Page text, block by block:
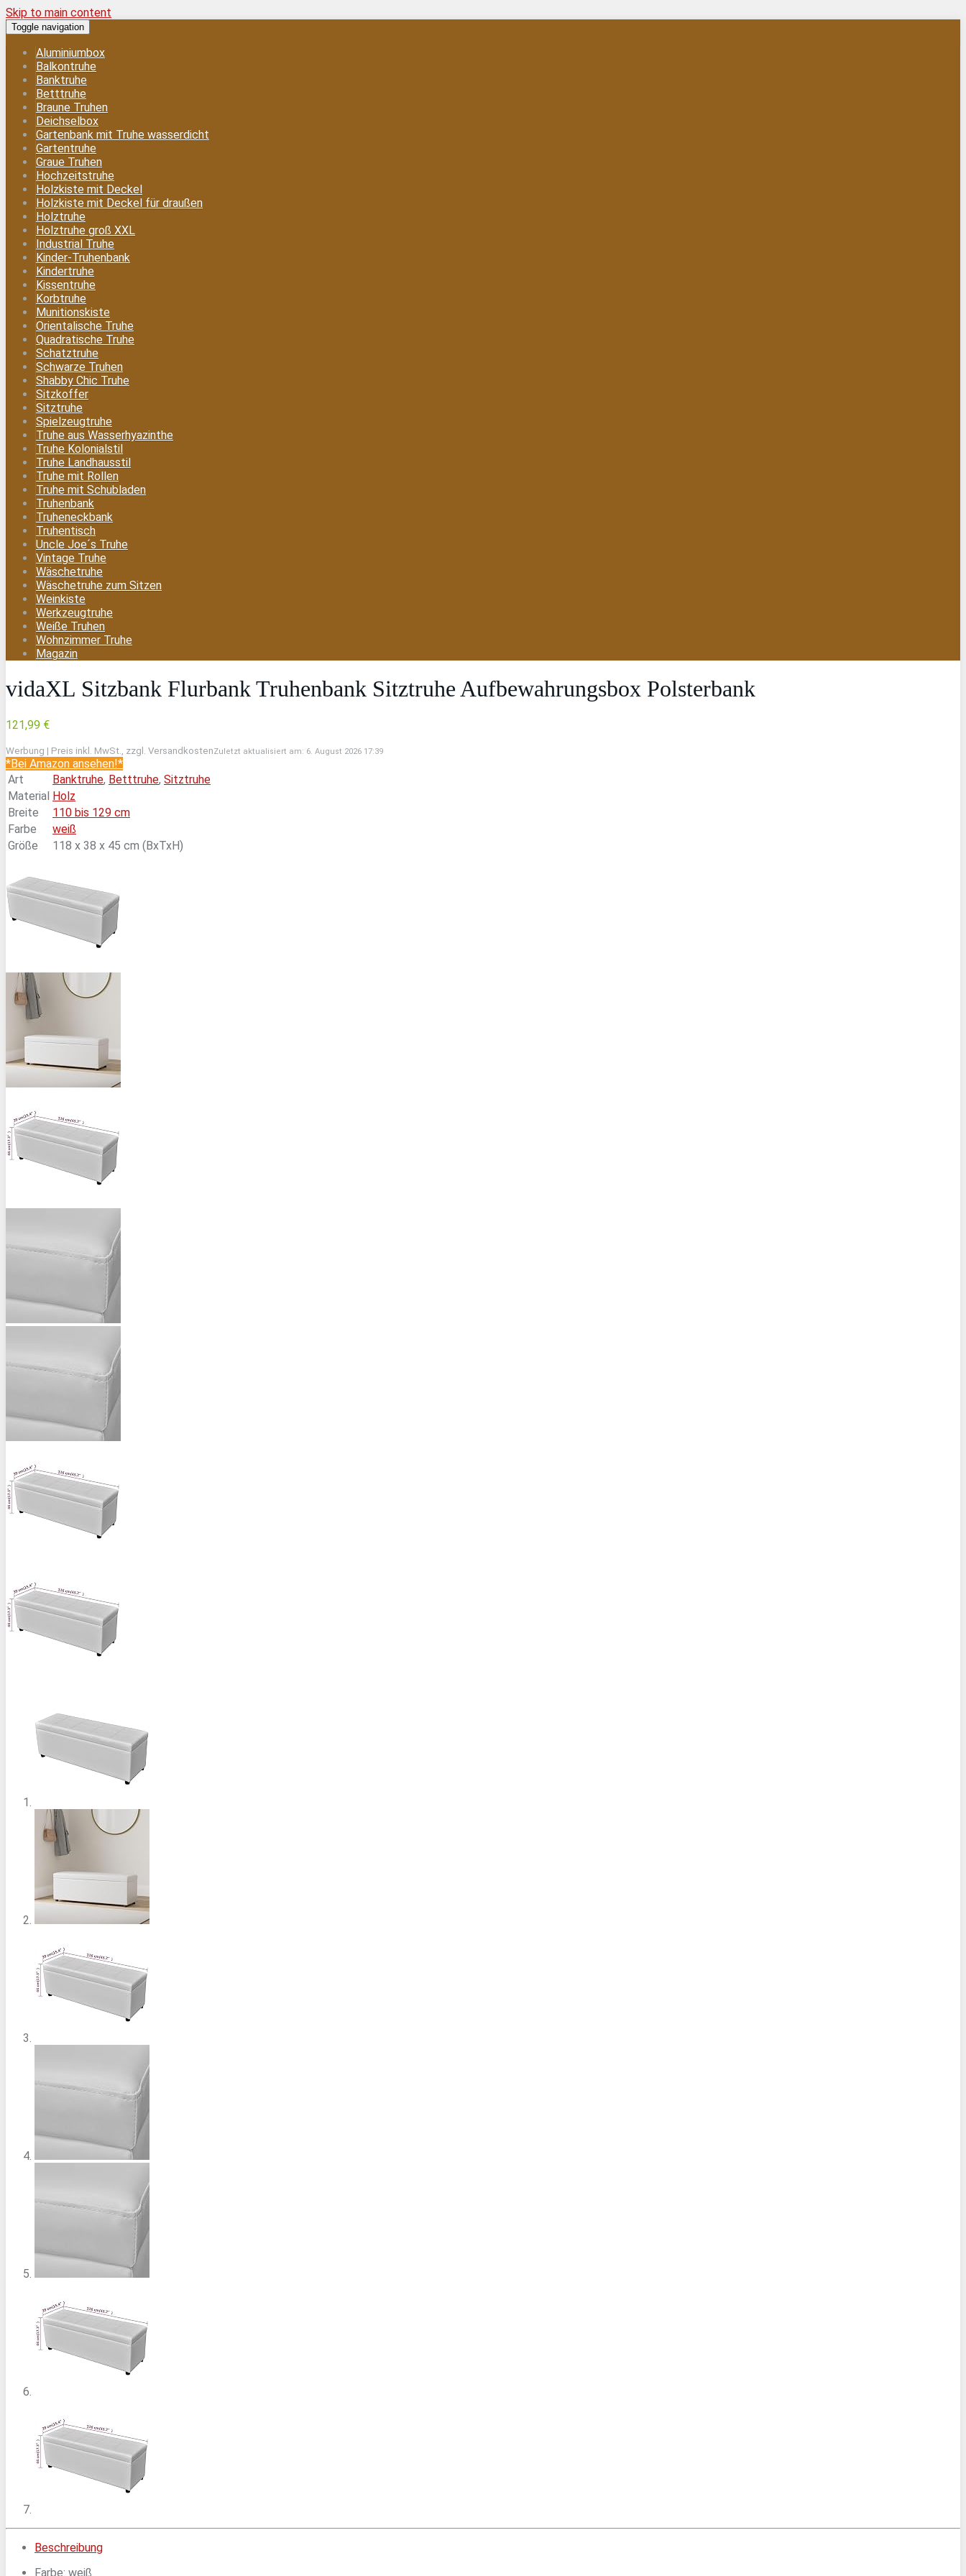
Skip to main content
Toggle navigation
Aluminiumbox
Balkontruhe
Banktruhe
Betttruhe
Braune Truhen
Deichselbox
Gartenbank mit Truhe wasserdicht
Gartentruhe
Graue Truhen
Hochzeitstruhe
Holzkiste mit Deckel
Holzkiste mit Deckel für draußen
Holztruhe
Holztruhe groß XXL
Industrial Truhe
Kinder-Truhenbank
Kindertruhe
Kissentruhe
Korbtruhe
Munitionskiste
Orientalische Truhe
Quadratische Truhe
Schatztruhe
Schwarze Truhen
Shabby Chic Truhe
Sitzkoffer
Sitztruhe
Spielzeugtruhe
Truhe aus Wasserhyazinthe
Truhe Kolonialstil
Truhe Landhausstil
Truhe mit Rollen
Truhe mit Schubladen
Truhenbank
Truheneckbank
Truhentisch
Uncle Joe´s Truhe
Vintage Truhe
Wäschetruhe
Wäschetruhe zum Sitzen
Weinkiste
Werkzeugtruhe
Weiße Truhen
Wohnzimmer Truhe
Magazin
vidaXL Sitzbank Flurbank Truhenbank Sitztruhe Aufbewahrungsbox Polsterbank
121,99 €
Werbung | Preis inkl. MwSt., zzgl. VersandkostenZuletzt aktualisiert am: 6. August 2026 17:39
*Bei Amazon ansehen!*
Art
Banktruhe, Betttruhe, Sitztruhe
Material Holz
Breite
110 bis 129 cm
Farbe
weiß
Größe
118 x 38 x 45 cm (BxTxH)
Beschreibung
Farbe: weiß